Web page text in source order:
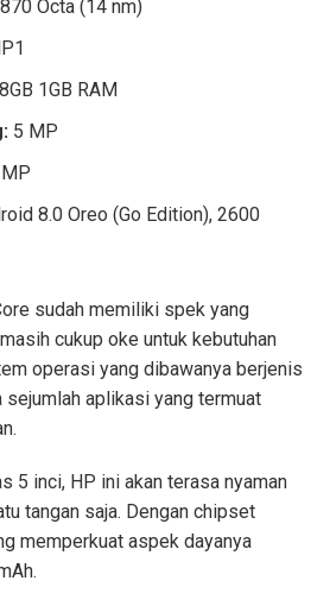
Octa (14 nm)
8GB 1GB RAM
5 MP
8.0 Oreo (Go Edition), 2600
sudah memiliki spek yang
cukup oke untuk kebutuhan
operasi yang dibawanya berjenis
sejumlah aplikasi yang termuat
5 inci, HP ini akan terasa nyaman
tangan saja. Dengan chipset
memperkuat aspek dayanya